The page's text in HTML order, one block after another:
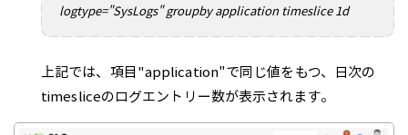
logtype="SysLogs" groupby application timeslice 1d
上記では、項目"application"で同じ値をもつ、日次の
timesliceのログエントリー数が表示されます。